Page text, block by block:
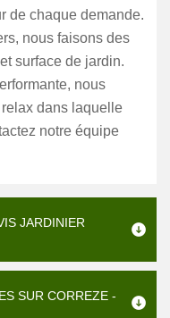
de chaque demande.
nous faisons des
surface de jardin.
nous
dans laquelle
notre équipe
JARDINIER
SUR CORREZE -